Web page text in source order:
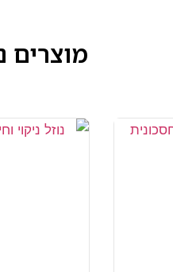
מוצרים